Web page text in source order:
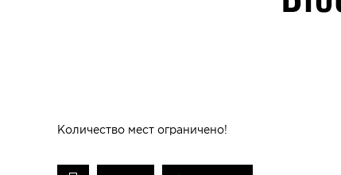
Количество мест ограничено!